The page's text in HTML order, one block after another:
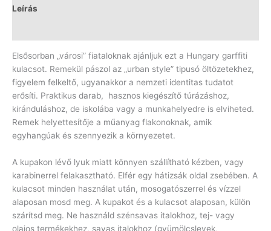
Leírás
Elsősorban „városi” fiataloknak ajánljuk ezt a Hungary garffiti
kulacsot. Remekül pászol az „urban style” tipusó öltözetekhez,
figyelem felkeltő, ugyanakkor a nemzeti identitas tudatot
erősíti. Praktikus darab, hasznos kiegészítő túrázáshoz,
kiránduláshoz, de iskolába vagy a munkahelyedre is elviheted.
Remek helyettesítője a műanyag flakonoknak, amik
egyhangúak és szennyezik a környezetet.
A kupakon lévő lyuk miatt könnyen szállítható kézben, vagy
karabinerrel felakasztható. Elfér egy hátizsák oldal zsebében. A
kulacsot minden használat után, mosogatószerrel és vízzel
alaposan mosd meg. A kupakot és a kulacsot alaposan, külön
szárítsd meg. Ne használd szénsavas italokhoz, tej- vagy
olajos termékekhez, savas italokhoz (gyümölcslevek,